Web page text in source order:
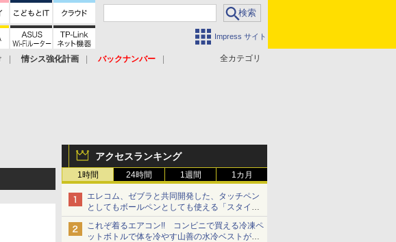
Impress サイト
全カテゴリ
情シス強化計画
バックナンバー
アクセスランキング
1時間 24時間 1週間 1カ月
エレコム、ゼブラと共同開発した、タッチペン
としてもボールペンとしても使える「スタイラ
スツーウェイ」発売 iPadにも紙にも、持ち替
えずに書き込める
これぞ着るエアコン!! コンビニで買える冷凍ペ
ットボトルで体を冷やす山善の水冷ベストがロ